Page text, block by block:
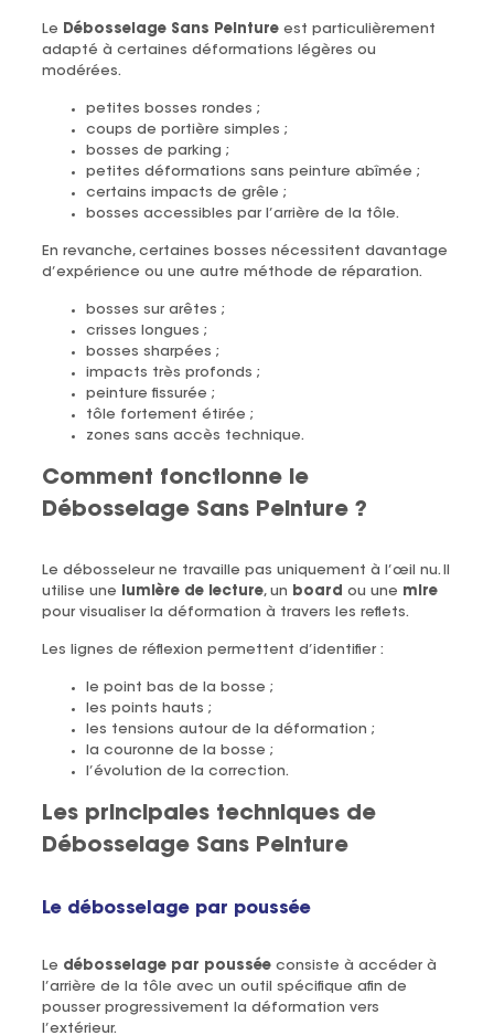
Le Débosselage Sans Peintureest particulièrement
adapté à certaines déformations légères ou
modérées.
petites bosses rondes ;
coups de portière simples ;
bosses de parking ;
petites déformations sans peinture abîmée ;
certains impacts de grêle ;
bosses accessibles par l’arrière de la tôle.
En revanche, certaines bosses nécessitent davantage
d’expérience ou une autre méthode de réparation.
bosses sur arêtes ;
crisses longues ;
bosses sharpées ;
impacts très profonds ;
peinture fissurée ;
tôle fortement étirée ;
zones sans accès technique.
Comment fonctionne le
Débosselage Sans Peinture ?
Le débosseleur ne travaille pas uniquement à l’œil nu. Il
utilise une
lumière de lecture, un board ou une mire
pour visualiser la déformation à travers les reflets.
Les lignes de réflexion permettent d’identifier :
le point bas de la bosse ;
les points hauts ;
les tensions autour de la déformation ;
la couronne de la bosse ;
l’évolution de la correction.
Les principales techniques de
Débosselage Sans Peinture
Le débosselage par poussée
Le débosselage par pousséeconsiste à accéder à
l’arrière de la tôle avec un outil spécifique afin de
pousser progressivement la déformation vers
l’extérieur.